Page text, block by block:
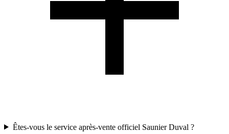
Êtes-vous le service après-vente officiel Saunier Duval ?